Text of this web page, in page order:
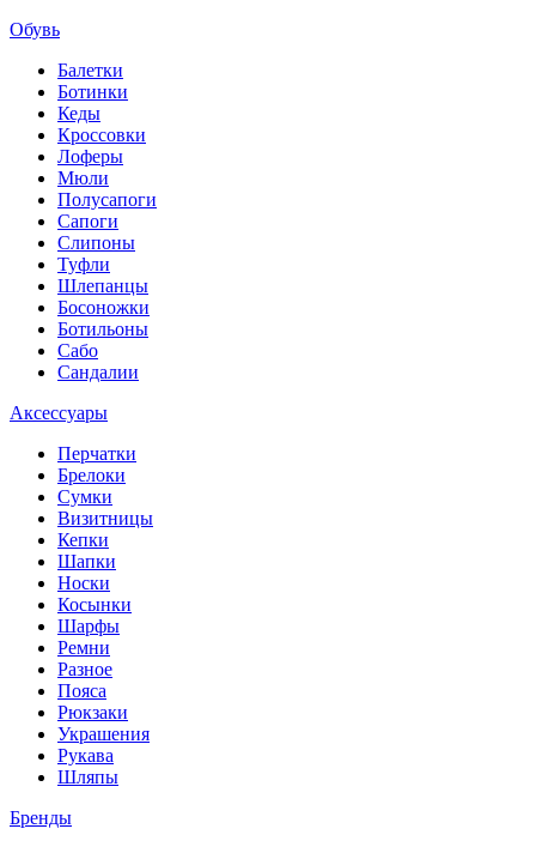
Обувь
Балетки
Ботинки
Кеды
Кроссовки
Лоферы
Мюли
Полусапоги
Сапоги
Слипоны
Туфли
Шлепанцы
Босоножки
Ботильоны
Сабо
Сандалии
Аксессуары
Перчатки
Брелоки
Сумки
Визитницы
Кепки
Шапки
Носки
Косынки
Шарфы
Ремни
Разное
Пояса
Рюкзаки
Украшения
Рукава
Шляпы
Бренды